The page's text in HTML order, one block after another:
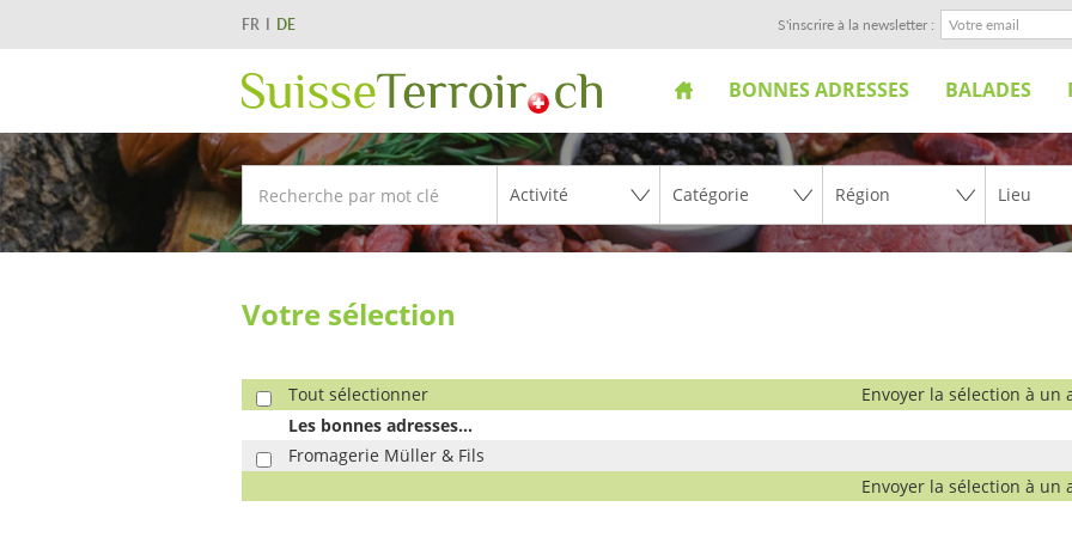
FR DE S'inscrire à la newsletter :
BONNES ADRESSES BALADES
Votre sélection
Tout sélectionner Envoyer la sélection à un
Les bonnes adresses...
Fromagerie Müller & Fils
Envoyer la sélection à un